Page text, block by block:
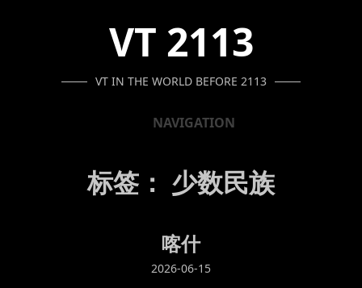
VT 2113
VT IN THE WORLD BEFORE 2113
NAVIGATION
标签： 少数民族
喀什
2026-06-15